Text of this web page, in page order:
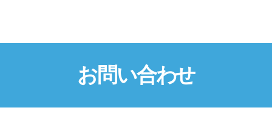
お問い合わせ